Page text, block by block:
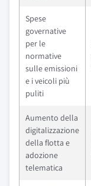
Spese
governative
per le
normative
sulle emissioni
e i veicoli più
puliti
Aumento della
digitalizzazione
della flotta e
adozione
telematica